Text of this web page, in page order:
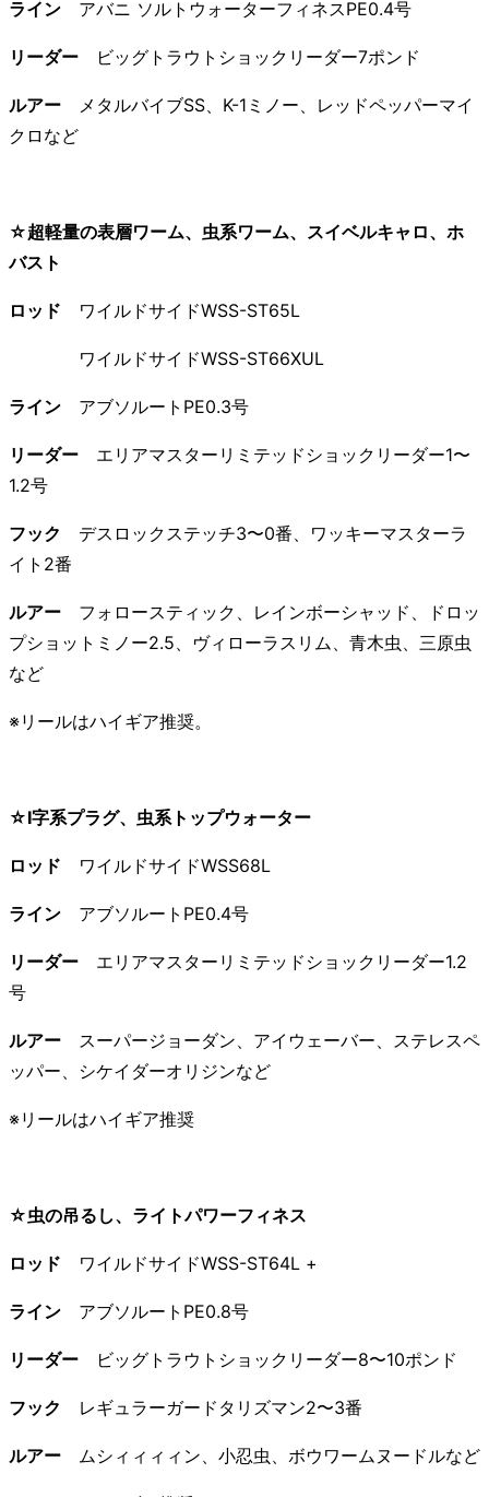
ライン アバニ ソルトウォーターフィネスPE0.4号
リーダー ビッグトラウトショックリーダー7ポンド
ルアー メタルバイブSS、K-1ミノー、レッドペッパーマイ
クロなど
☆超軽量の表層ワーム、虫系ワーム、スイベルキャロ、ホ
バスト
ロッド ワイルドサイドWSS-ST65L
ワイルドサイドWSS-ST66XUL
ライン アブソルートPE0.3号
リーダー エリアマスターリミテッドショックリーダー1〜
1.2号
フック デスロックステッチ3〜0番、ワッキーマスターラ
イト2番
ルアー フォロースティック、レインボーシャッド、ドロッ
プショットミノー2.5、ヴィローラスリム、青木虫、三原虫
など
※リールはハイギア推奨。
☆I字系プラグ、虫系トップウォーター
ロッド ワイルドサイドWSS68L
ライン アブソルートPE0.4号
リーダー エリアマスターリミテッドショックリーダー1.2
号
ルアー スーパージョーダン、アイウェーバー、ステレスペ
ッパー、シケイダーオリジンなど
※リールはハイギア推奨
☆虫の吊るし、ライトパワーフィネス
ロッド ワイルドサイドWSS-ST64L +
ライン アブソルートPE0.8号
リーダー ビッグトラウトショックリーダー8〜10ポンド
フック レギュラーガードタリズマン2〜3番
ルアー ムシィィィィン、小忍虫、ボウワームヌードルなど